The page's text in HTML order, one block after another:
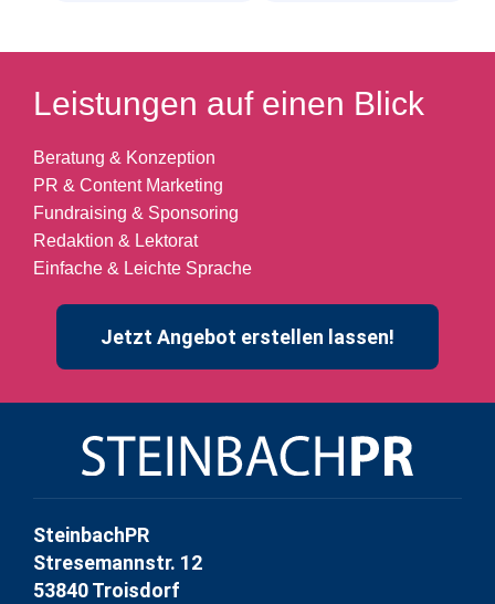
SteinbachPR
Stresemannstr. 12
53840 Troisdorf
Leistungen auf einen Blick
Beratung & Konzeption
PR & Content Marketing
Fundraising & Sponsoring
Redaktion & Lektorat
Einfache & Leichte Sprache
Jetzt Angebot erstellen lassen!